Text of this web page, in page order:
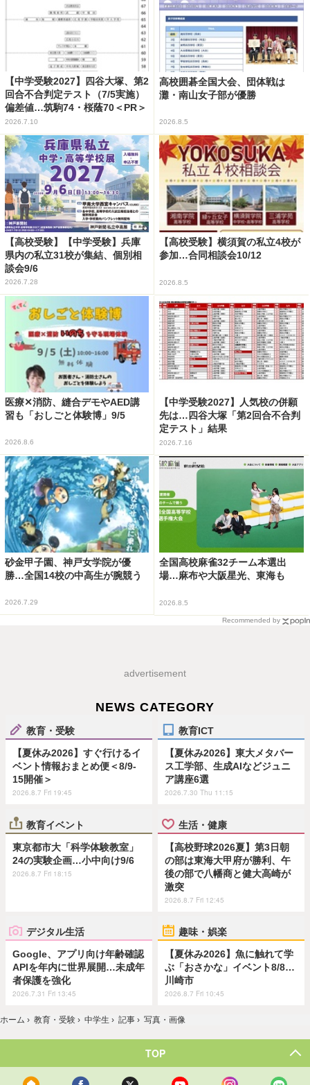
【中学受験2027】四谷大塚、第2
回合不合判定テスト（7/5実施）
偏差値…筑駒74・桜蔭70＜PR＞
2026.7.10
高校囲碁全国大会、団体戦は
灘・南山女子部が優勝
2026.8.5
【高校受験】【中学受験】兵庫
県内の私立31校が集結、個別相
談会9/6
2026.7.28
【高校受験】横須賀の私立4校が
参加…合同相談会10/12
2026.8.5
医療✕消防、縫合デモやAED講
習も「おしごと体験博」9/5
2026.8.6
【中学受験2027】人気校の併願
先は…四谷大塚「第2回合不合判
定テスト」結果
2026.7.16
砂金甲子園、神戸女学院が優
勝…全国14校の中高生が腕競う
2026.7.29
全国高校麻雀32チーム本選出
場…麻布や大阪星光、東海も
2026.8.5
Recommended by
advertisement
NEWS CATEGORY
教育・受験
【夏休み2026】すぐ行けるイ
ベント情報おまとめ便＜8/9-
15開催＞
2026.8.7 Fri 19:45
教育ICT
【夏休み2026】東大メタバー
ス工学部、生成AIなどジュニ
ア講座6選
2026.7.30 Thu 11:15
教育イベント
東京都市大「科学体験教室」
24の実験企画…小中向け9/6
2026.8.7 Fri 18:15
生活・健康
【高校野球2026夏】第3日朝
の部は東海大甲府が勝利、午
後の部で八幡商と健大高崎が
激突
2026.8.7 Fri 12:45
デジタル生活
Google、アプリ向け年齢確認
APIを年内に世界展開…未成年
者保護を強化
2026.7.31 Fri 13:45
趣味・娯楽
【夏休み2026】魚に触れて学
ぶ「おさかな」イベント8/8…
川崎市
2026.8.7 Fri 10:45
ホーム › 教育・受験 › 中学生 › 記事 › 写真・画像
TOP